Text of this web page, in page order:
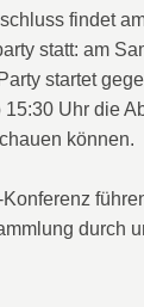
findet
statt: am
startet
15:30 Uhr die
können.
durch